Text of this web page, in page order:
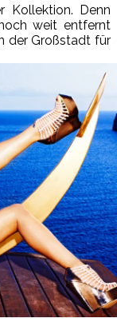
Kollektion. Denn
weit entfernt
der Großstadt für